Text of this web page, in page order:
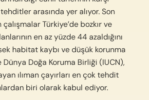
arasında yer alıyor. Son
Türkiye’de bozkır ve
en az yüzde 44 azaldığını
habitat kaybı ve düşük korunma
Dünya Doğa Koruma Birliği (IUCN),
ılıman çayırları en çok tehdit
biri olarak kabul ediyor.